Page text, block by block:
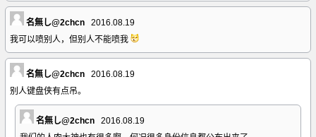
名無し@2chcn
2016.08.19
我可以喷别人，但别人不能喷我
名無し@2chcn
2016.08.19
别人键盘侠有点吊。
名無し@2chcn
2016.08.19